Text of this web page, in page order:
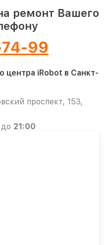
ремонт Вашего
74-99
центра iRobot в Санкт-
проспект, 153,
до 21:00